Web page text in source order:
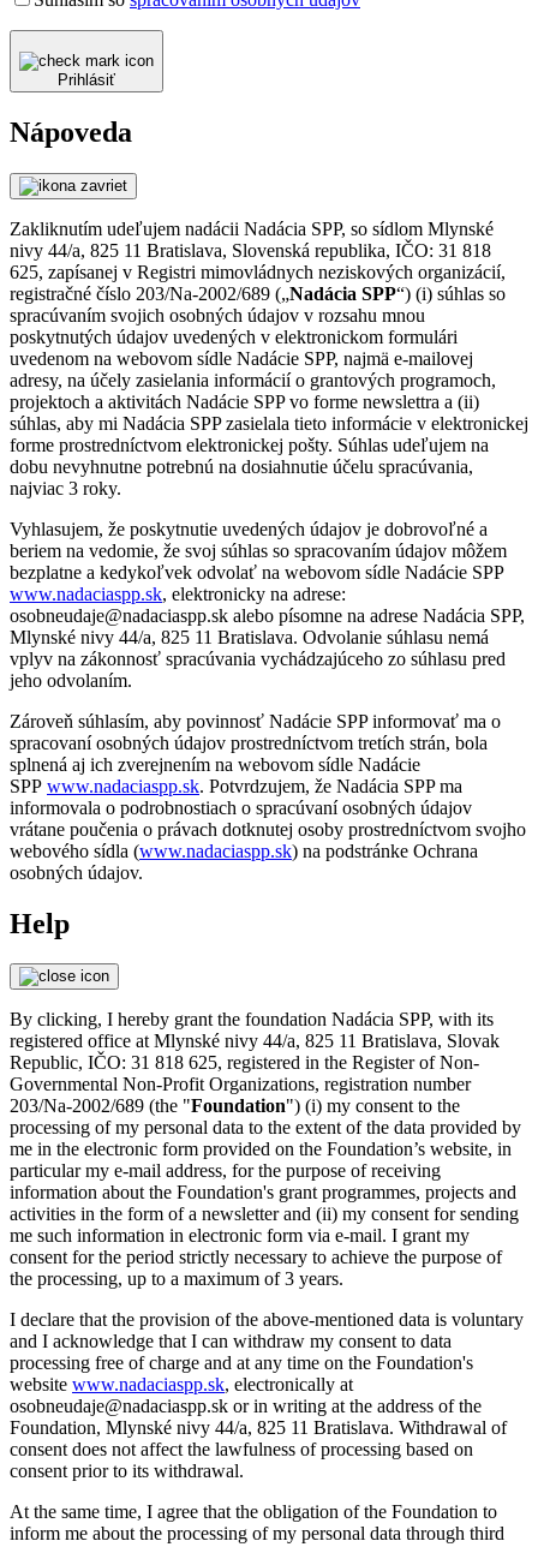
Prihlásiť
Nápoveda
Zakliknutím udeľujem nadácii Nadácia SPP, so sídlom Mlynské
nivy 44/a, 825 11 Bratislava, Slovenská republika, IČO: 31 818
625, zapísanej v Registri mimovládnych neziskových organizácií,
registračné číslo 203/Na-2002/689 („Nadácia SPP“) (i) súhlas so
spracúvaním svojich osobných údajov v rozsahu mnou
poskytnutých údajov uvedených v elektronickom formulári
uvedenom na webovom sídle Nadácie SPP, najmä e-mailovej
adresy, na účely zasielania informácií o grantových programoch,
projektoch a aktivitách Nadácie SPP vo forme newslettra a (ii)
súhlas, aby mi Nadácia SPP zasielala tieto informácie v elektronickej
forme prostredníctvom elektronickej pošty. Súhlas udeľujem na
dobu nevyhnutne potrebnú na dosiahnutie účelu spracúvania,
najviac 3 roky.
Vyhlasujem, že poskytnutie uvedených údajov je dobrovoľné a
beriem na vedomie, že svoj súhlas so spracovaním údajov môžem
bezplatne a kedykoľvek odvolať na webovom sídle Nadácie SPP
www.nadaciaspp.sk, elektronicky na adrese:
osobneudaje@nadaciaspp.sk alebo písomne na adrese Nadácia SPP,
Mlynské nivy 44/a, 825 11 Bratislava. Odvolanie súhlasu nemá
vplyv na zákonnosť spracúvania vychádzajúceho zo súhlasu pred
jeho odvolaním.
Zároveň súhlasím, aby povinnosť Nadácie SPP informovať ma o
spracovaní osobných údajov prostredníctvom tretích strán, bola
splnená aj ich zverejnením na webovom sídle Nadácie
SPP www.nadaciaspp.sk. Potvrdzujem, že Nadácia SPP ma
informovala o podrobnostiach o spracúvaní osobných údajov
vrátane poučenia o právach dotknutej osoby prostredníctvom svojho
webového sídla (www.nadaciaspp.sk) na podstránke Ochrana
osobných údajov.
Help
By clicking, I hereby grant the foundation Nadácia SPP, with its
registered office at Mlynské nivy 44/a, 825 11 Bratislava, Slovak
Republic, IČO: 31 818 625, registered in the Register of Non-
Governmental Non-Profit Organizations, registration number
203/Na-2002/689 (the "Foundation") (i) my consent to the
processing of my personal data to the extent of the data provided by
me in the electronic form provided on the Foundation’s website, in
particular my e-mail address, for the purpose of receiving
information about the Foundation's grant programmes, projects and
activities in the form of a newsletter and (ii) my consent for sending
me such information in electronic form via e-mail. I grant my
consent for the period strictly necessary to achieve the purpose of
the processing, up to a maximum of 3 years.
I declare that the provision of the above-mentioned data is voluntary
and I acknowledge that I can withdraw my consent to data
processing free of charge and at any time on the Foundation's
website www.nadaciaspp.sk, electronically at
osobneudaje@nadaciaspp.sk or in writing at the address of the
Foundation, Mlynské nivy 44/a, 825 11 Bratislava. Withdrawal of
consent does not affect the lawfulness of processing based on
consent prior to its withdrawal.
At the same time, I agree that the obligation of the Foundation to
inform me about the processing of my personal data through third